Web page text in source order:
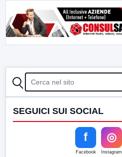
CERCA
SEGUICI SUI SOCIAL
f
Facebook
◎
Instagram